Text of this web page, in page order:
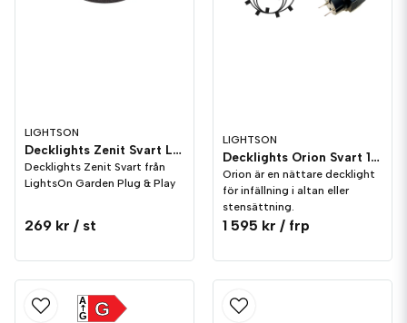
LIGHTSON
Decklights Zenit Svart LightsOn Garden Plug & Play
Decklights Zenit Svart från
LightsOn Garden Plug & Play
269 kr / st
LIGHTSON
Decklights Orion Svart 10-pack IP65 LightsOn Garden Plug & Play
Orion är en nättare decklight
för infällning i altan eller
stensättning.
1 595 kr / frp
G
A
G